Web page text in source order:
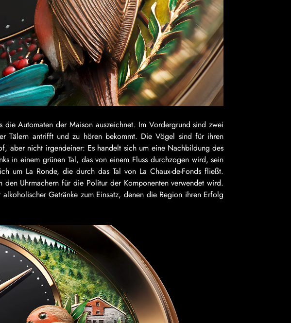
die Automaten der Maison auszeichnet. Im Vordergrund sind zwei
Tälern antrifft und zu hören bekommt. Die Vögel sind für ihren
aber nicht irgendeiner: Es handelt sich um eine Nachbildung des
in einem grünen Tal, das von einem Fluss durchzogen wird, sein
um La Ronde, die durch das Tal von La Chaux-de-Fonds fließt.
Uhrmachern für die Politur der Komponenten verwendet wird.
Getränke zum Einsatz, denen die Region ihren Erfolg